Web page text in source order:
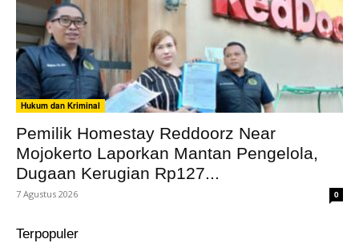
Hukum dan Kriminal
Pemilik Homestay Reddoorz Near
Mojokerto Laporkan Mantan Pengelola,
Dugaan Kerugian Rp127...
7 Agustus 2026 0
Terpopuler